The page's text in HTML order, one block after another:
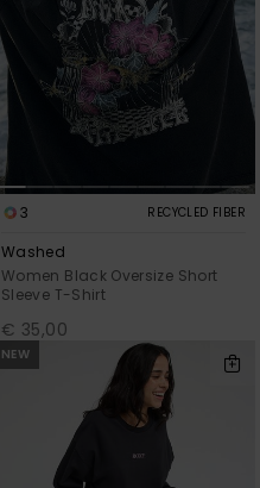
3 RECYCLED FIBER
Washed
Women Black Oversize Short
Sleeve T-Shirt
€ 35,00
NEW